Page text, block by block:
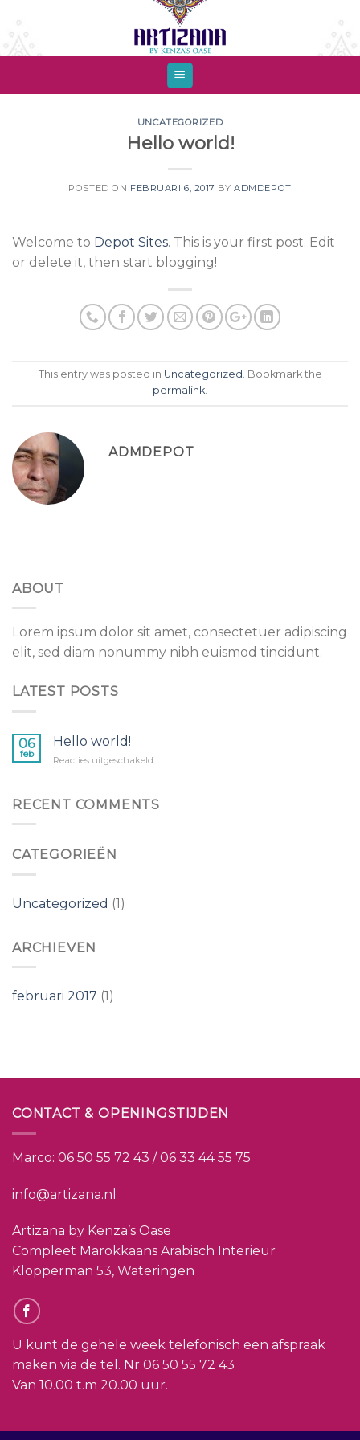
to
content
UNCATEGORIZED
Hello world!
POSTED ON FEBRUARI 6, 2017 BYADMDEPOT
Welcome to Depot Sites. This is your first post. Edit
or delete it, then start blogging!
This entry was posted in Uncategorized . Bookmark the
permalink
ADMDEPOT
ABOUT
Lorem ipsum dolor sit amet, consectetuer adipiscing
elit, sed diam nonummy nibh euismod tincidunt.
LATEST POSTS
06
feb
Hello world!
Reacties uitgeschakeld
RECENT COMMENTS
CATEGORIEËN
Uncategorized (1)
ARCHIEVEN
februari 2017 (1)
CONTACT & OPENINGSTIJDEN
Marco: 06 50 55 72 43 / 06 33 44 55 75
info@artizana.nl
Artizana by Kenza’s Oase
Compleet Marokkaans Arabisch Interieur
Klopperman 53, Wateringen
U kunt de gehele week telefonisch een afspraak
maken via de tel. Nr 06 50 55 72 43
Van 10.00 t.m 20.00 uur.